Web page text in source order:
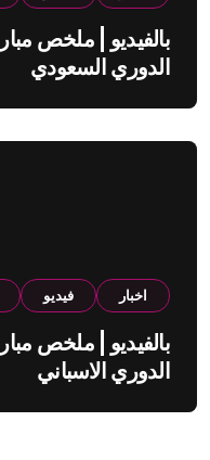
الدوري السعودي
اخبار فيديو
الدوري الاسباني